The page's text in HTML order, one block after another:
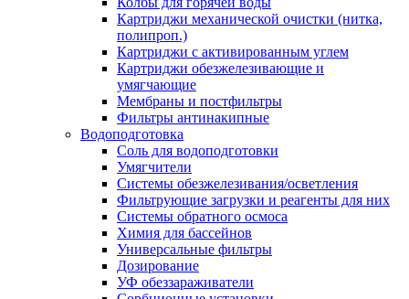
Картриджи механической очистки (нитка,
полипроп.)
Картриджи с активированным углем
Картриджи обезжелезивающие и
умягчающие
Мембраны и постфильтры
Фильтры антинакипные
Водоподготовка
Соль для водоподготовки
Умягчители
Системы обезжелезивания/осветления
Фильтрующие загрузки и реагенты для них
Системы обратного осмоса
Химия для бассейнов
Универсальные фильтры
Дозирование
УФ обеззараживатели